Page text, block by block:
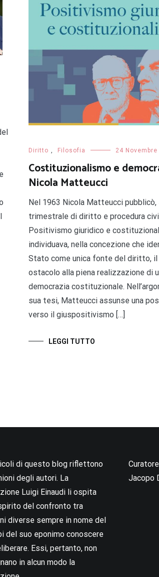
Diritto Filosofia 24 Novembre
Costituzionalismo e
Nicola Matteucci
Nel 1963 Nicola Matteucci pubblicò,
trimestrale di diritto e procedura
Positivismo giuridico e
individuava, nella concezione che
Stato come unica fonte del diritto, il
ostacolo alla piena realizzazione di
democrazia costituzionale.
sua tesi, Matteucci assunse una
verso il giuspositivismo […]
LEGGI TUTTO
di questo blog riflettono
degli autori. La
Luigi Einaudi li ospita
del confronto tra
diverse sempre in nome del
del suo eponimo conoscere
Essi, pertanto, non
in alcun modo la
Jacopo